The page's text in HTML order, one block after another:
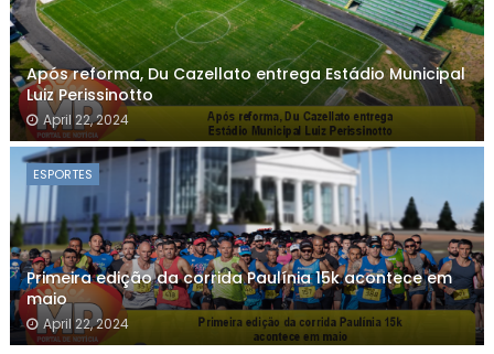
Após reforma, Du Cazellato entrega Estádio Municipal
Luiz Perissinotto
April 22, 2024
ESPORTES
Primeira edição da corrida Paulínia 15k acontece em
maio
April 22, 2024